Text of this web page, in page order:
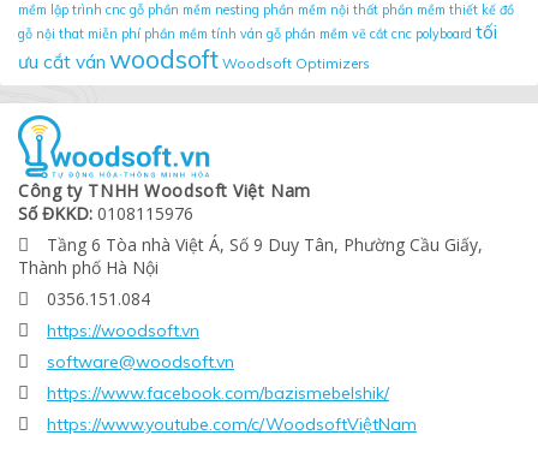
mềm lập trình cnc gỗ phần mềm nesting phần mềm nội thất phần mềm thiết kế đồ
gỗ nội that miễn phí phần mềm tính ván gỗ phần mềm vẽ cắt cnc polyboard tối
ưu cắt ván woodsoft Woodsoft Optimizers
Công ty TNHH Woodsoft Việt Nam
Số ĐKKD: 0108115976

Tầng 6 Tòa nhà Việt Á, Số 9 Duy Tân, Phường Cầu Giấy,
Thành phố Hà Nội
 0356.151.084
 https://woodsoft.vn
 software@woodsoft.vn
 https://www.facebook.com/bazismebelshik/
 https://www.youtube.com/c/WoodsoftViệtNam